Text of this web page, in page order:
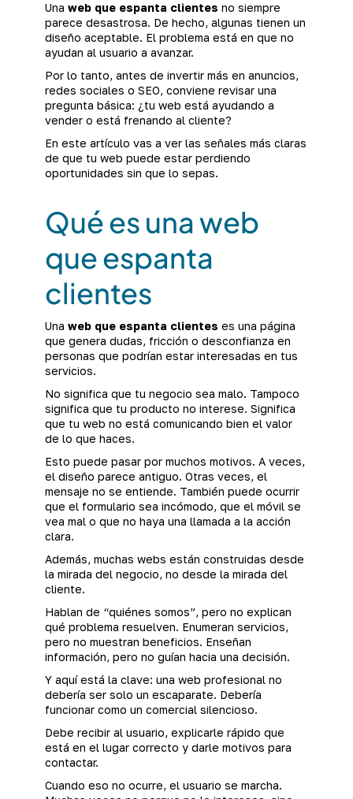
Unaweb que espanta clientes no siempre
parece desastrosa. De hecho, algunas tienen un
diseño aceptable. El problema está en que no
ayudan al usuario a avanzar.
Por lo tanto, antes de invertir más en anuncios,
redes sociales o SEO, conviene revisar una
pregunta básica: ¿tu web está ayudando a
vender o está frenando al cliente?
En este artículo vas a ver las señales más claras
de que tu web puede estar perdiendo
oportunidades sin que lo sepas.
Qué es una web
que espanta
clientes
Unaweb que espanta clientes es una página
que genera dudas, fricción o desconfianza en
personas que podrían estar interesadas en tus
servicios.
No significa que tu negocio sea malo. Tampoco
significa que tu producto no interese. Significa
que tu web no está comunicando bien el valor
de lo que haces.
Esto puede pasar por muchos motivos. A veces,
el diseño parece antiguo. Otras veces, el
mensaje no se entiende. También puede ocurrir
que el formulario sea incómodo, que el móvil se
vea mal o que no haya una llamada a la acción
clara.
Además, muchas webs están construidas desde
la mirada del negocio, no desde la mirada del
cliente.
Hablan de “quiénes somos”, pero no explican
qué problema resuelven. Enumeran servicios,
pero no muestran beneficios. Enseñan
información, pero no guían hacia una decisión.
Y aquí está la clave: una web profesional no
debería ser solo un escaparate. Debería
funcionar como un comercial silencioso.
Debe recibir al usuario, explicarle rápido que
está en el lugar correcto y darle motivos para
contactar.
Cuando eso no ocurre, el usuario se marcha.